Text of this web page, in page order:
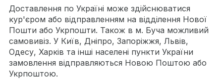
Доставлення по Україні може здійснюватися
кур'єром або відправленням на відділення Нової
Пошти або Укрпошти. Також в м. Буча можливий
самовивіз. У Київ, Дніпро, Запоріжжя, Львів,
Одесу, Харків та інші населені пункти України
замовлення відправляються Новою Поштою або
Укрпоштою.